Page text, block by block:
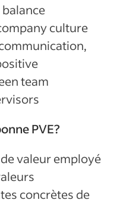
culture
team
PVE?
valeur employé
concrètes de